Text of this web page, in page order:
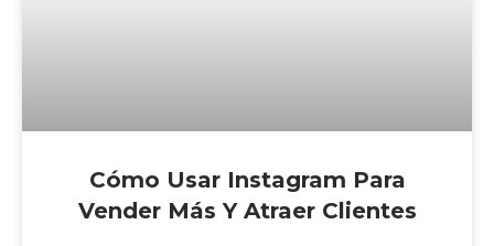
Cómo Usar Instagram Para
Vender Más Y Atraer Clientes